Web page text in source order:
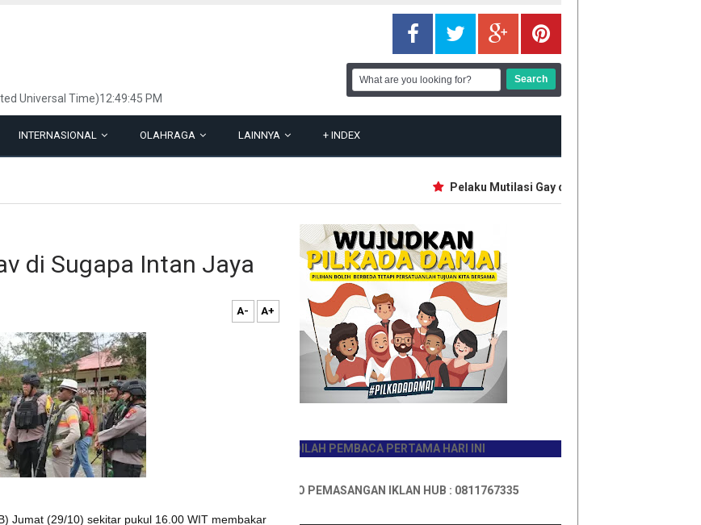
Universal Time)12:49:45 PM
INTERNASIONAL OLAHRAGA LAINNYA + INDEX
Pelaku Mutilasi Gay di Depok Pernah Jadi Guru
di Sugapa Intan Jaya
A- A+
Jumat (29/10) sekitar pukul 16.00 WIT membakar
JADILAH PEMBACA PERTAMA HARI INI
INFO PEMASANGAN IKLAN HUB : 0811767335